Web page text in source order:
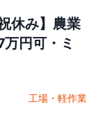
休み】農業
円可・ミ
工場・軽作業